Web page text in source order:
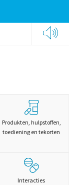
Produkten, hulpstoffen,
toediening en tekorten
Interacties